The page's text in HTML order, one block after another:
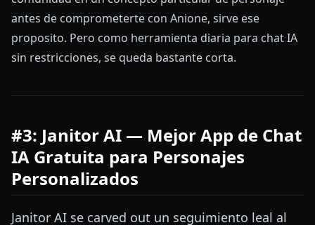
antes de comprometerte con Anione, sirve ese
proposito. Pero como herramienta diaria para chat IA
sin restricciones, se queda bastante corta.
#3: Janitor AI — Mejor App de Chat
IA Gratuita para Personajes
Personalizados
Janitor AI se carved out un seguimiento leal al